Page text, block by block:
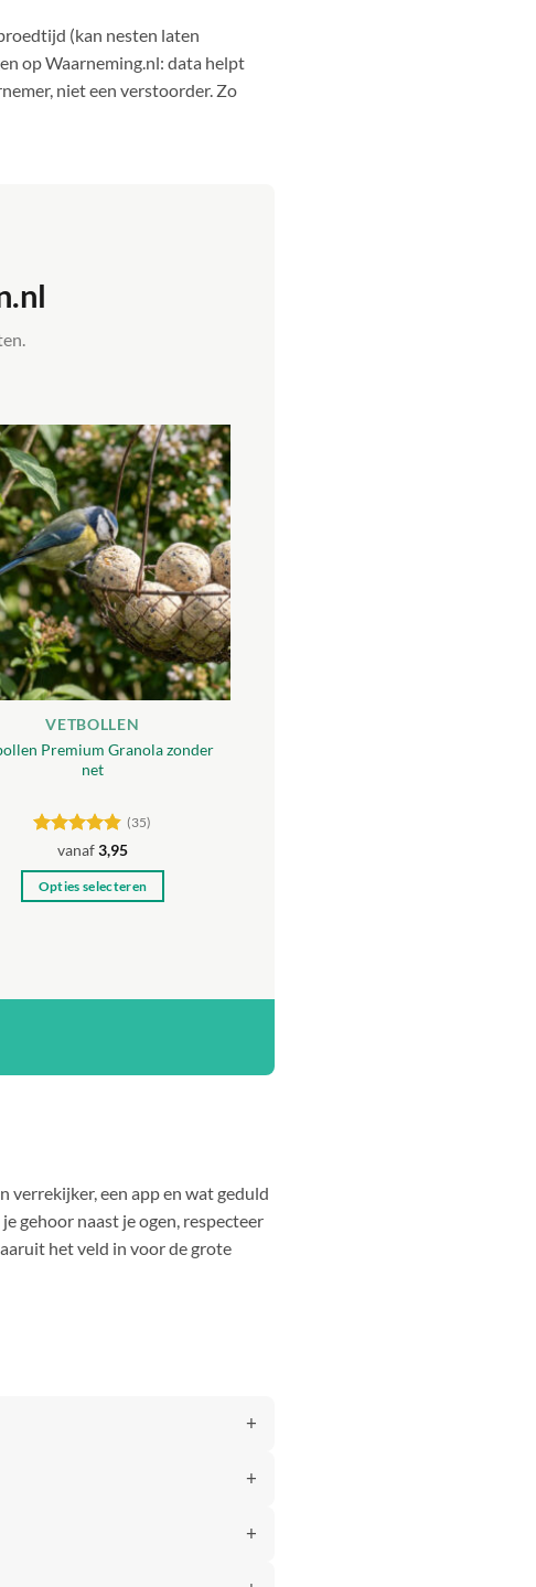
(kan nesten laten
op Waarneming.nl: data helpt
niet een verstoorder. Zo
Toevoegen
aan
verlanglijst
VETBOLLEN
Premium Granola zonder
net
Gewaardeerd
(35)
vanaf3,95
Opties selecteren
de
productpagina
verrekijker, een app en wat geduld
gehoor naast je ogen, respecteer
het veld in voor de grote